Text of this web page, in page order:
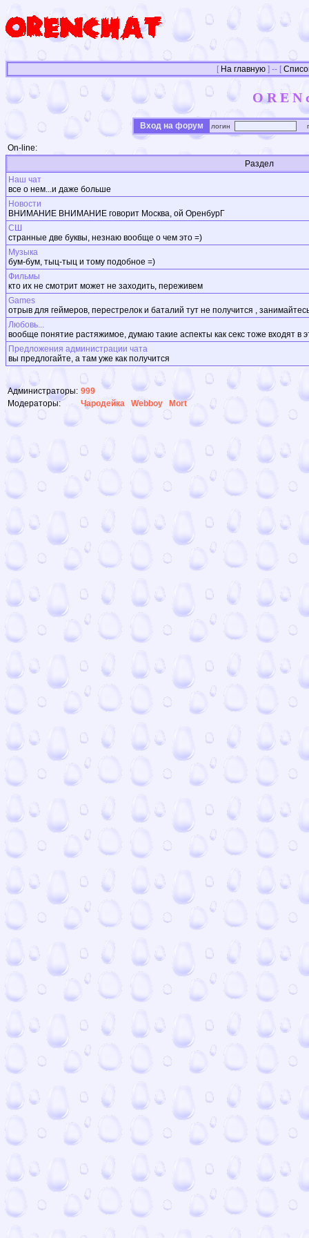
[ На главную] -- [
Вход на форум логин
On-line:
Раздел
Наш чат
все о нем...и даже больше
Новости
ВНИМАНИЕ ВНИМАНИЕ говорит Москва, ой ОренбурГ
СШ
странные две буквы, незнаю вообще о чем это =)
Музыка
бум-бум, тыц-тыц и тому подобное =)
Фильмы
кто их не смотрит может не заходить, переживем
Games
отрыв для геймеров, перестрелок и баталий тут не получится ,
Любовь...
вообще понятие растяжимое, думаю такие аспекты как секс тоже входят в
Предложения администрации чата
вы предлогайте, а там уже как получится
Администраторы: 999
Модераторы:
Чародейка Webboy Mort